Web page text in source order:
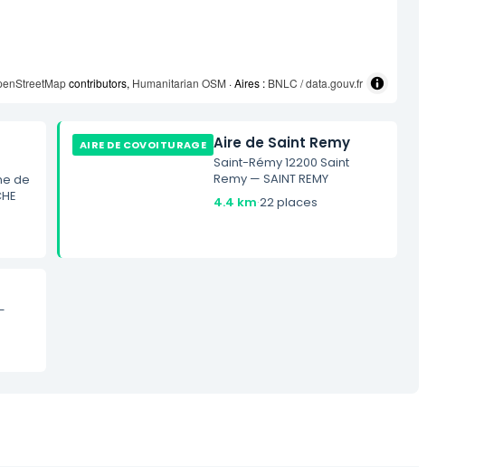
contributors, Humanitarian OSM · Aires : BNLC / data.gouv.fr
de
AIRE DE COVOITURAGE Aire de Saint Remy
Saint-Rémy 12200 Saint
Remy — SAINT REMY
4.4 km·22 places